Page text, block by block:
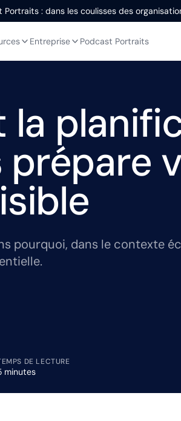
Portraits : dans les coulisses des
Entreprise Podcast Portraits
la
pourquoi, dans le contexte
DE LECTURE
minutes